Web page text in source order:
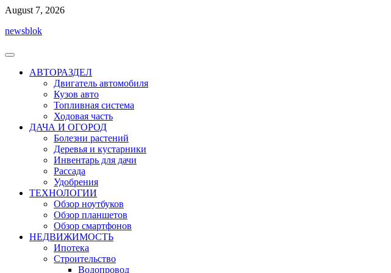
Перейти
содержимому
August 7, 2026
newsblok
АВТОРАЗДЕЛ
Двигатель автомобиля
Кузов авто
Топливная система
Ходовая часть
ДАЧА И ОГОРОД
Болезни растений
Деревья и кустарники
Инвентарь для дачи
Рассада
Удобрения
ТЕХНОЛОГИИ
Обзор ноутбуков
Обзор планшетов
Обзор смартфонов
НЕДВИЖИМОСТЬ
Ипотека
Строительство
Водопровод